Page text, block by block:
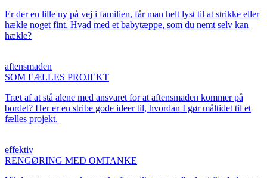
Er der en lille ny på vej i familien, får man helt lyst til at strikke eller
hækle noget fint. Hvad med et babytæppe, som du nemt selv kan
hækle?
aftensmaden
SOM FÆLLES PROJEKT
Træt af at stå alene med ansvaret for at aftensmaden kommer på
bordet? Her er en stribe gode ideer til, hvordan I gør måltidet til et
fælles projekt.
effektiv
RENGØRING MED OMTANKE